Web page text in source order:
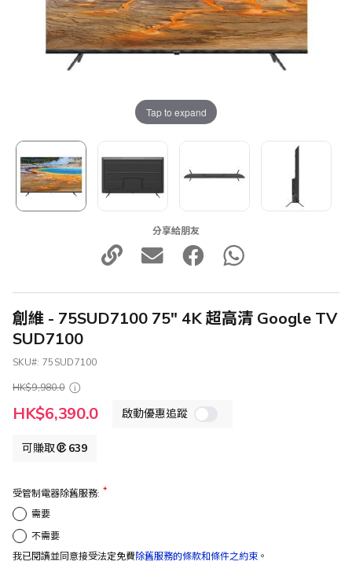
Tap to expand
分享給朋友
創維 - 75SUD7100 75" 4K 超高清 Google TV
SUD7100
SKU
75SUD7100
HK$9,980.0
特
殊
HK$6,390.0 啟動優惠追蹤
可賺取 639
受管制電器除舊服務:
需要
不需要
我已閱讀並同意接受法定免費除舊服務的條款和條件之約束 。